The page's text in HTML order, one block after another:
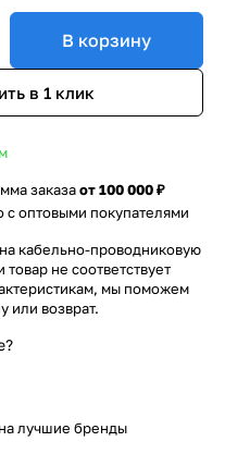
В корзину
в 1 клик
м
заказаот 100 000 ₽
с оптовыми покупателями
кабельно-проводниковую
не соответствует
мы поможем
или возврат.
лучшие бренды